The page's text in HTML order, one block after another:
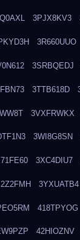
3PJX8KV3
3R660UUO
3SRBQEDJ
3TTB618D
3VXFRWKX
3WI8G8SN
3XC4DIU7
3YXUATB4
418TPYOG
42HIOZNV